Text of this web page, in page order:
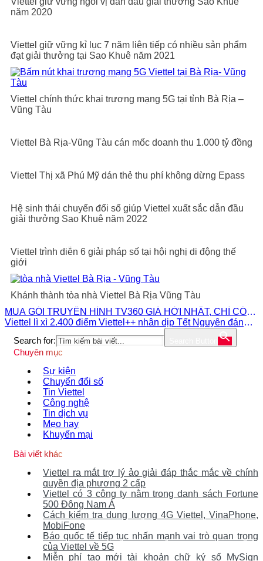
năm 2020
Viettel giữ vững kỉ lục 7 năm liên tiếp có nhiều sản phẩm
đạt giải thưởng tại Sao Khuê năm 2021
Viettel chính thức khai trương mạng 5G tại tỉnh Bà Rịa –
Vũng Tàu
Viettel Bà Rịa-Vũng Tàu cán mốc doanh thu 1.000 tỷ đồng
Viettel Thị xã Phú Mỹ dán thẻ thu phí không dừng Epass
Hệ sinh thái chuyển đổi số giúp Viettel xuất sắc dẫn đầu
giải thưởng Sao Khuê năm 2022
Viettel trình diễn 6 giải pháp số tại hội nghị di động thế
giới
Khánh thành tòa nhà Viettel Bà Rịa Vũng Tàu
MUA GÓI TRUYỀN HÌNH TV360 GIÁ HỜI NHẤT, CHỈ CÓ
TẠI MOMO!
Viettel lì xì 2.400 điểm Viettel++ nhân dịp Tết Nguyên đán
Giáp Thìn 2024
Search for:
Chuyên mục
Sự kiện
Chuyển đổi số
Tin Viettel
Công nghệ
Tin dịch vụ
Mẹo hay
Khuyến mại
Bài viết khác
Viettel ra mắt trợ lý ảo giải đáp thắc mắc về chính
quyền địa phương 2 cấp
Viettel có 3 công ty nằm trong danh sách Fortune
500 Đông Nam Á
Cách kiểm tra dung lượng 4G Viettel, VinaPhone,
MobiFone
Báo quốc tế tiếp tục nhấn mạnh vai trò quan trọng
của Viettel về 5G
Miễn phí tạo mới tài khoản chữ ký số MySign